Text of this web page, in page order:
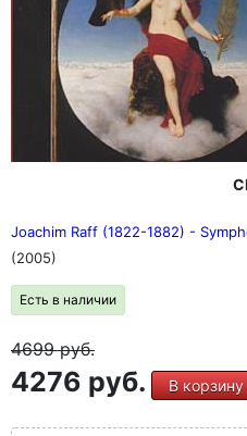
Joachim Raff (1822-1882) -
(2005)
Есть в наличии
4699руб.
4276 руб. В корзину